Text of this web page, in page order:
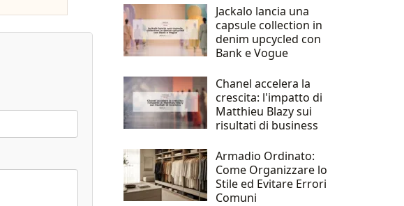
Jackalo lancia una
capsule collection in
denim upcycled con
Bank e Vogue
Chanel accelera la
crescita: l'impatto di
Matthieu Blazy sui
risultati di business
Armadio Ordinato:
Come Organizzare lo
Stile ed Evitare Errori
Comuni